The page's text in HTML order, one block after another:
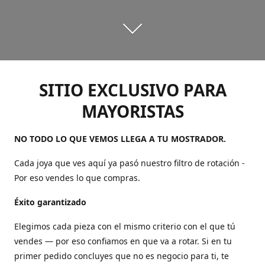
SITIO EXCLUSIVO PARA
MAYORISTAS
NO TODO LO QUE VEMOS LLEGA A TU MOSTRADOR.
Cada joya que ves aquí ya pasó nuestro filtro de rotación -
Por eso vendes lo que compras.
Éxito garantizado
Elegimos cada pieza con el mismo criterio con el que tú
vendes — por eso confiamos en que va a rotar. Si en tu
primer pedido concluyes que no es negocio para ti, te